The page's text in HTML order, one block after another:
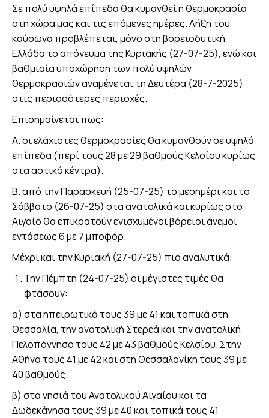
Σε πολύ υψηλά επίπεδα θα κυμανθεί η θερμοκρασία
στη χώρα μας και τις επόμενες ημέρες. Λήξη του
καύσωνα προβλέπεται, μόνο στη βορειοδυτική
Ελλάδα το απόγευμα της Κυριακής (27-07-25), ενώ και
βαθμιαία υποχώρηση των πολύ υψηλών
θερμοκρασιών αναμένεται τη Δευτέρα (28-7-2025)
στις περισσότερες περιοχές.
Επισημαίνεται πως:
Α. οι ελάχιστες θερμοκρασίες θα κυμανθούν σε υψηλά
επίπεδα (περί τους 28 με 29 βαθμούς Κελσίου κυρίως
στα αστικά κέντρα).
Β. από την Παρασκευή (25-07-25) το μεσημέρι και το
Σάββατο (26-07-25) στα ανατολικά και κυρίως στο
Αιγαίο θα επικρατούν ενισχυμένοι βόρειοι άνεμοι
εντάσεως 6 με 7 μποφόρ.
Μέχρι και την Κυριακή (27-07-25) πιο αναλυτικά:
Την Πέμπτη (24-07-25) οι μέγιστες τιμές θα
φτάσουν:
α) στα ηπειρωτικά τους 39 με 41 και τοπικά στη
Θεσσαλία, την ανατολική Στερεά και την ανατολική
Πελοπόννησο τους 42 με 43 βαθμούς Κελσίου. Στην
Αθήνα τους 41 με 42 και στη Θεσσαλονίκη τους 39 με
40 βαθμούς.
β) στα νησιά του Ανατολικού Αιγαίου και τα
Δωδεκάνησα τους 39 με 40 και τοπικά τους 41